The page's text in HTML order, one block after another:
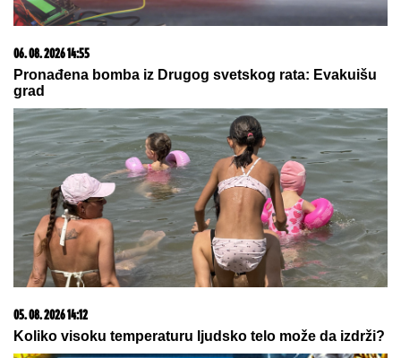
06. 08. 2026 13:34
Вучевић: Ђилас је свестан да је пред политичким
бродоломом
06. 08. 2026 14:55
Pronađena bomba iz Drugog svetskog rata: Evakuišu
grad